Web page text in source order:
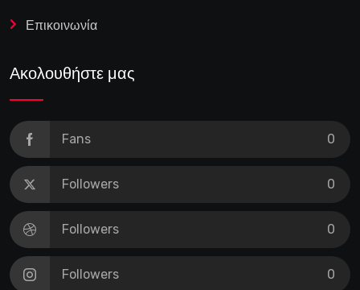
Επικοινωνία
Ακολουθήστε μας
0
Fans
0
Followers
0
Followers
0
Followers